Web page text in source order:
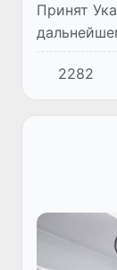
Принят
06.05.2026
2282